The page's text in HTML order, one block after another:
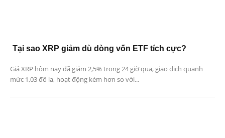
Tại sao XRP giảm dù dòng vốn ETF tích cực?
Giá XRP hôm nay đã giảm 2,5% trong 24 giờ qua, giao dịch quanh
mức 1,03 đô la, hoạt động kém hơn so với...